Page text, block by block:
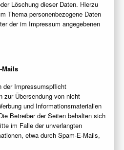
Löschung dieser Daten. Hierzu
Thema personenbezogene Daten
der im Impressum angegebenen
Mails
der Impressumspflicht
zur Übersendung von nicht
und Informationsmaterialien
Betreiber der Seiten behalten sich
im Falle der unverlangten
etwa durch Spam-E-Mails,